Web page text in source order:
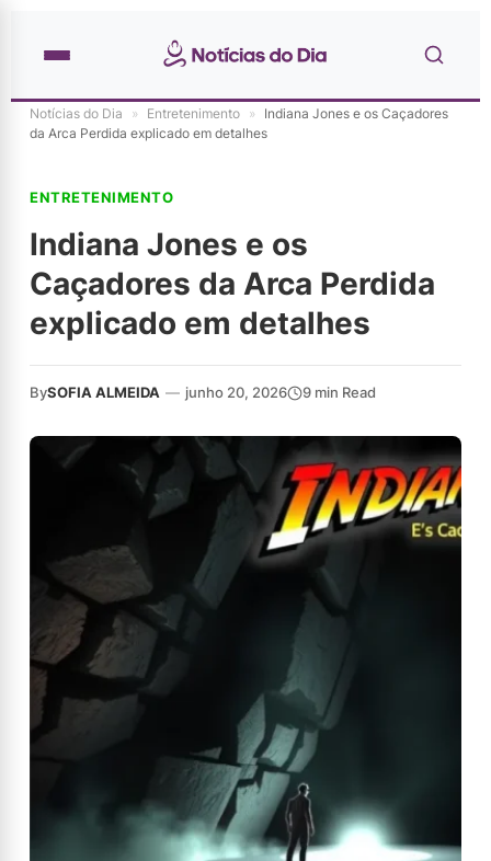
Notícias do Dia » Entretenimento » Indiana Jones e os Caçadores
da Arca Perdida explicado em detalhes
ENTRETENIMENTO
Indiana Jones e os
Caçadores da Arca Perdida
explicado em detalhes
BySOFIA ALMEIDA — junho 20, 2026 9 min Read